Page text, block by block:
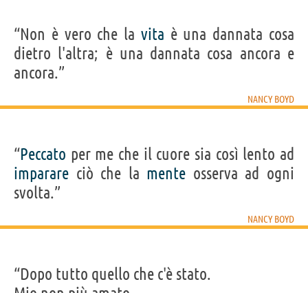
“Non è vero che la vita è una dannata cosa
dietro l'altra; è una dannata cosa ancora e
ancora.”
NANCY BOYD
“Peccato per me che il cuore sia così lento ad
imparare ciò che la mente osserva ad ogni
svolta.”
NANCY BOYD
“Dopo tutto quello che c'è stato.